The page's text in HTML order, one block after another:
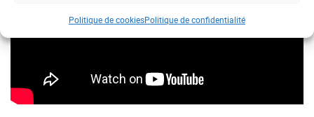
Politique de cookiesPolitique de confidentialité